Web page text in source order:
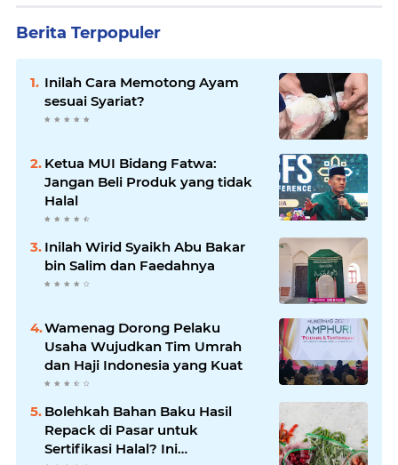
Berita Terpopuler
Inilah Cara Memotong Ayam
sesuai Syariat?
Ketua MUI Bidang Fatwa:
Jangan Beli Produk yang tidak
Halal
Inilah Wirid Syaikh Abu Bakar
bin Salim dan Faedahnya
Wamenag Dorong Pelaku
Usaha Wujudkan Tim Umrah
dan Haji Indonesia yang Kuat
Bolehkah Bahan Baku Hasil
Repack di Pasar untuk
Sertifikasi Halal? Ini